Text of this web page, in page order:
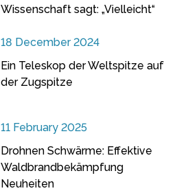
Wissenschaft sagt: „Vielleicht“
18 December 2024
Ein Teleskop der Weltspitze auf
der Zugspitze
11 February 2025
Drohnen Schwärme: Effektive
Waldbrandbekämpfung
Neuheiten